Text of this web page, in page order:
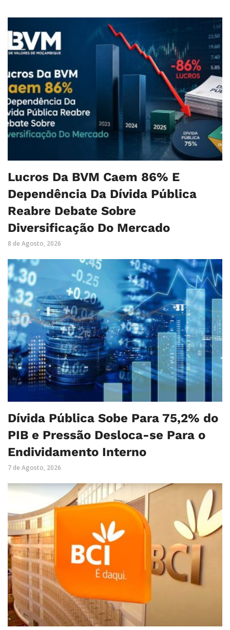
Lucros Da BVM Caem 86% E
Dependência Da Dívida Pública
Reabre Debate Sobre
Diversificação Do Mercado
8 de Agosto, 2026
Dívida Pública Sobe Para 75,2% do
PIB e Pressão Desloca-se Para o
Endividamento Interno
7 de Agosto, 2026